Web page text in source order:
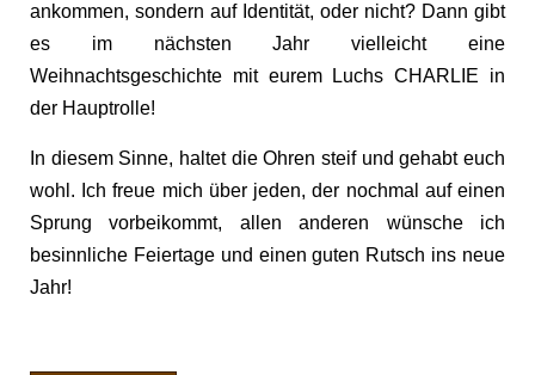
ankommen, sondern auf Identität, oder nicht? Dann gibt
es im nächsten Jahr vielleicht eine
Weihnachtsgeschichte mit eurem Luchs CHARLIE in
der Hauptrolle!
In diesem Sinne, haltet die Ohren steif und gehabt euch
wohl. Ich freue mich über jeden, der nochmal auf einen
Sprung vorbeikommt, allen anderen wünsche ich
besinnliche Feiertage und einen guten Rutsch ins neue
Jahr!